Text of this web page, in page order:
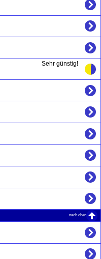
Sehr günstig!
nach oben